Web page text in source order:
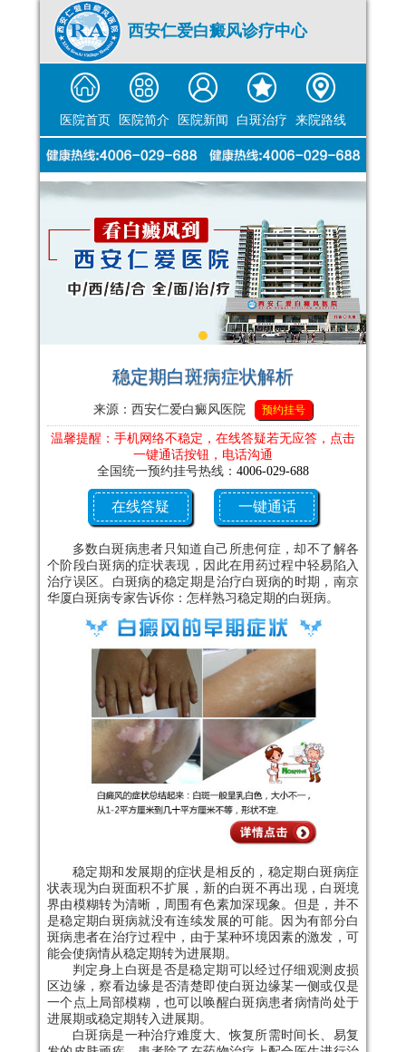
西安仁爱白癜风诊疗中心
医院首页 医院简介 医院新闻 白斑治疗 来院路线
稳定期白斑病症状解析
来源：西安仁爱白癜风医院 预约挂号
温馨提醒：手机网络不稳定，在线答疑若无应答，点击
一键通话按钮，电话沟通
全国统一预约挂号热线： 4006-029-688
在线答疑 一键通话
多数白斑病患者只知道自己所患何症，却不了解各
个阶段白斑病的症状表现，因此在用药过程中轻易陷入
治疗误区。白斑病的稳定期是治疗白斑病的时期，南京
华厦白斑病专家告诉你：怎样熟习稳定期的白斑病。
稳定期和发展期的症状是相反的，稳定期白斑病症
状表现为白斑面积不扩展，新的白斑不再出现，白斑境
界由模糊转为清晰，周围有色素加深现象。但是，并不
是稳定期白斑病就没有连续发展的可能。因为有部分白
斑病患者在治疗过程中，由于某种环境因素的激发，可
能会使病情从稳定期转为进展期。
判定身上白斑是否是稳定期可以经过仔细观测皮损
区边缘，察看边缘是否清楚即使白斑边缘某一侧或仅是
一个点上局部模糊，也可以唤醒白斑病患者病情尚处于
进展期或稳定期转入进展期。
白斑病是一种治疗难度大、恢复所需时间长、易复